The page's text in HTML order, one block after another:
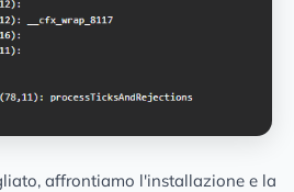
affrontiamo l'installazione e la